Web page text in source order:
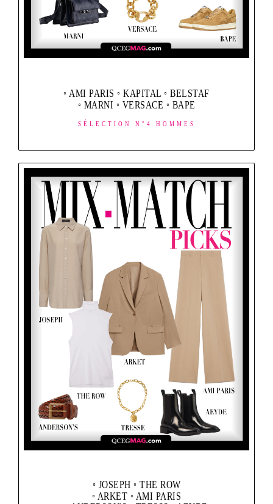
◦ AMI PARIS ◦ KAPITAL ◦ BELSTAF
◦ MARNI ◦ VERSACE ◦ BAPE
SÉLECTION N°4 HOMMES
◦ JOSEPH ◦ THE ROW
◦ ARKET ◦ AMI PARIS